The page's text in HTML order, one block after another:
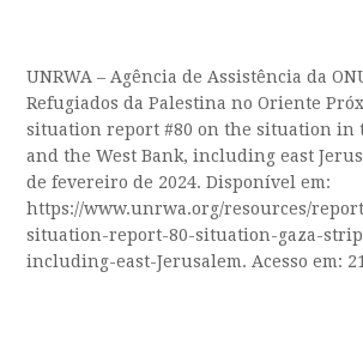
UNRWA – Agência de Assistência da
Refugiados da Palestina no Oriente
situation report #80 on the situation in
and the West Bank, including east
de fevereiro de 2024. Disponível em:
https://www.unrwa.org/resources/
situation-report-80-situation-gaza-
including-east-Jerusalem. Acesso em: